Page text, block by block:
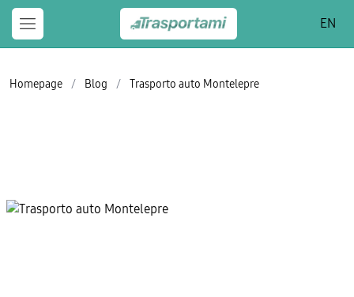
EN
Homepage / Blog / Trasporto auto Montelepre